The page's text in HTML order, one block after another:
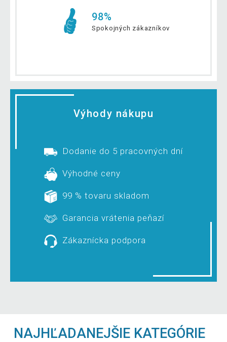
98%
Spokojných zákazníkov
Výhody nákupu
Dodanie do 5 pracovných dní
Výhodné ceny
99 % tovaru skladom
Garancia vrátenia peňazí
Zákaznícka podpora
NAJHĽADANEJŠIE KATEGÓRIE